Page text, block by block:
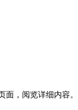
，阅览详细内容。